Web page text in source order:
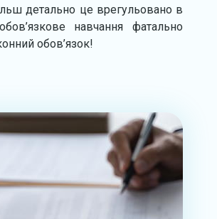
детально це врегульовано в
навчання фатально
обов’язок!